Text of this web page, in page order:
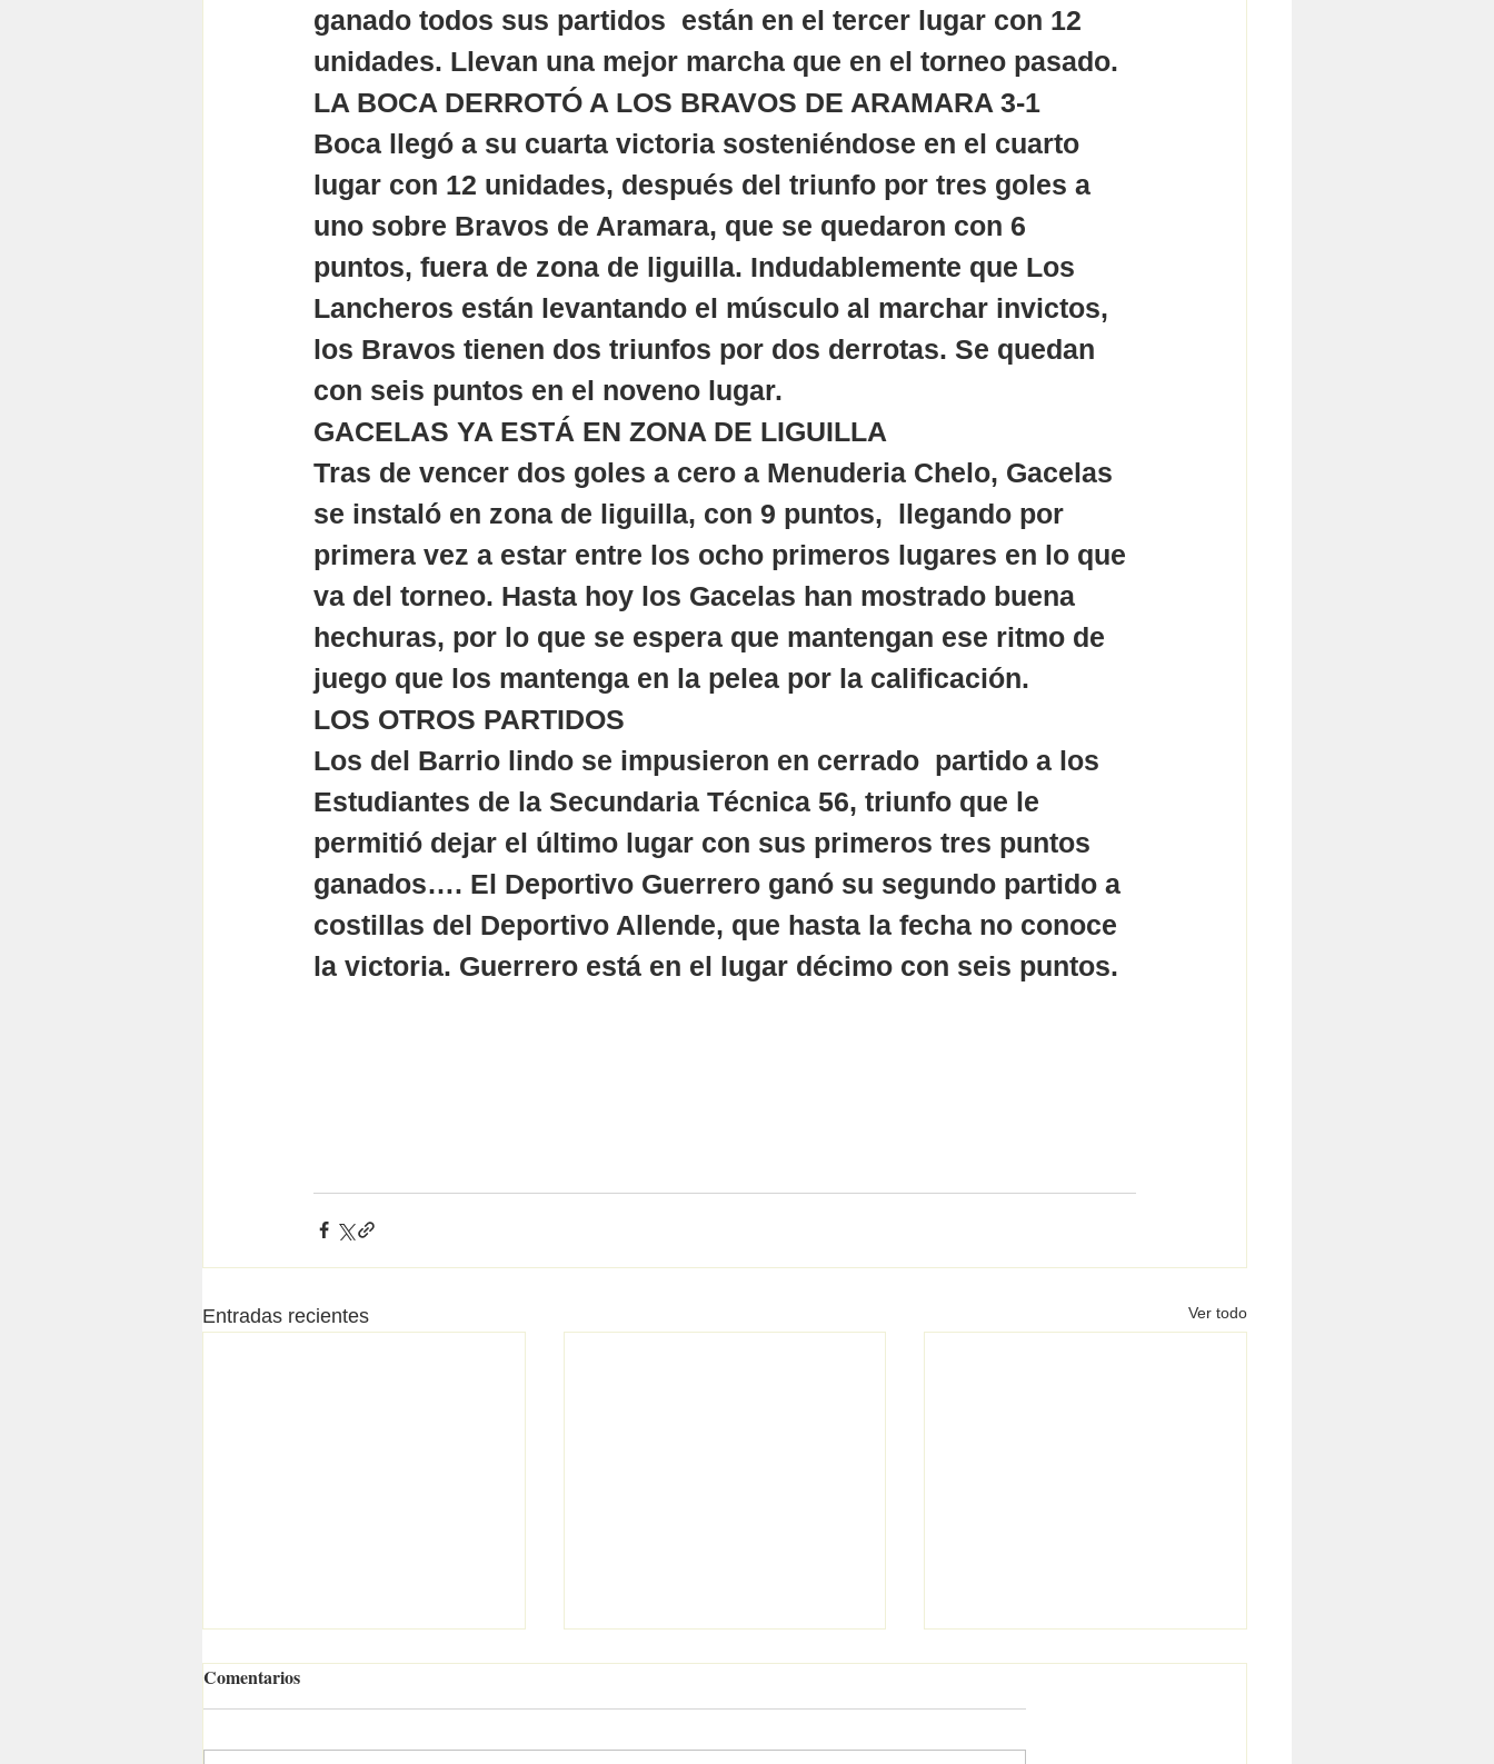
ganado todos sus partidos  están en el tercer lugar con 12
unidades. Llevan una mejor marcha que en el torneo pasado.
LA BOCA DERROTÓ A LOS BRAVOS DE ARAMARA 3-1
Boca llegó a su cuarta victoria sosteniéndose en el cuarto
lugar con 12 unidades, después del triunfo por tres goles a
uno sobre Bravos de Aramara, que se quedaron con 6
puntos, fuera de zona de liguilla. Indudablemente que Los
Lancheros están levantando el músculo al marchar invictos,
los Bravos tienen dos triunfos por dos derrotas. Se quedan
con seis puntos en el noveno lugar.
GACELAS YA ESTÁ EN ZONA DE LIGUILLA
Tras de vencer dos goles a cero a Menuderia Chelo, Gacelas
se instaló en zona de liguilla, con 9 puntos,  llegando por
primera vez a estar entre los ocho primeros lugares en lo que
va del torneo. Hasta hoy los Gacelas han mostrado buena
hechuras, por lo que se espera que mantengan ese ritmo de
juego que los mantenga en la pelea por la calificación.
LOS OTROS PARTIDOS
Los del Barrio lindo se impusieron en cerrado  partido a los
Estudiantes de la Secundaria Técnica 56, triunfo que le
permitió dejar el último lugar con sus primeros tres puntos
ganados…. El Deportivo Guerrero ganó su segundo partido a
costillas del Deportivo Allende, que hasta la fecha no conoce
la victoria. Guerrero está en el lugar décimo con seis puntos.
Entradas recientes Ver todo
Comentarios